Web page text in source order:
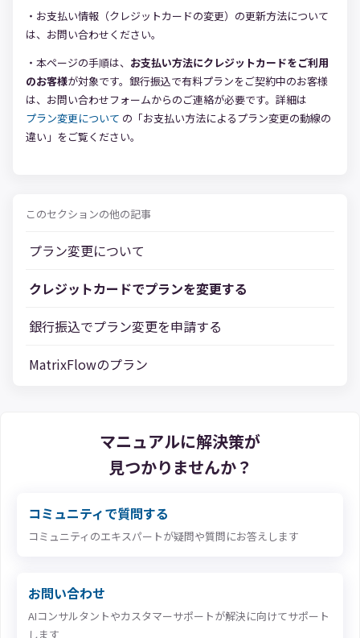
このセクションの他の記事
プラン変更について
クレジットカードでプランを変更する
銀行振込でプラン変更を申請する
MatrixFlowのプラン
・お支払い情報（クレジットカードの変更）の更新方法について
は、お問い合わせください。
・本ページの手順は、 お支払い方法にクレジットカードをご利用
のお客様が対象です。銀行振込で有料プランをご契約中のお客様
は、お問い合わせフォームからのご連絡が必要です。詳細は
プラン変更について の「お支払い方法によるプラン変更の動線の
違い」をご覧ください。
マニュアルに解決策が
見つかりませんか？
コミュニティで質問する
コミュニティのエキスパートが疑問や質問にお答えします
お問い合わせ
AIコンサルタントやカスタマーサポートが解決に向けてサポート
します